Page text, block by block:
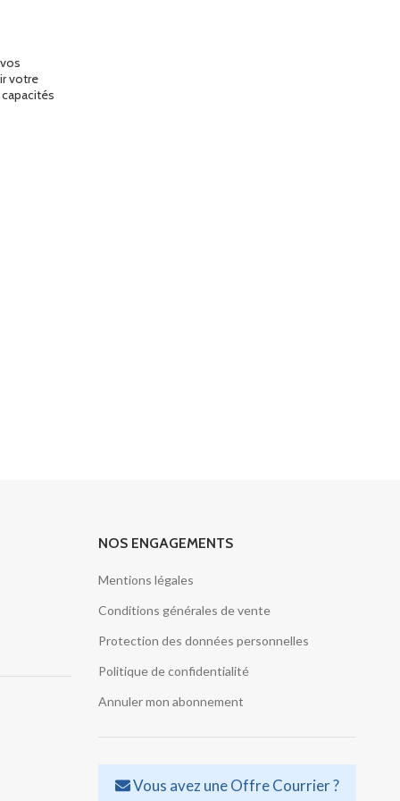
votre
NOS ENGAGEMENTS
Mentions légales
Conditions générales de vente
Protection des données personnelles
Politique de confidentialité
Annuler mon abonnement
Vous avez une Offre Courrier ?